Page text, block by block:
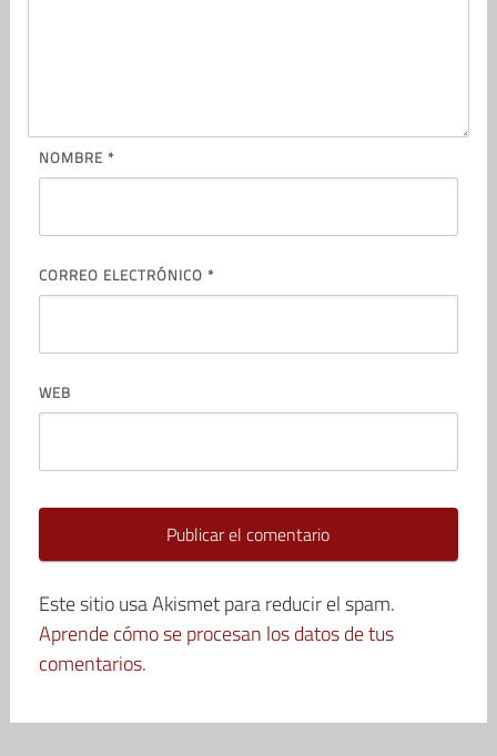
NOMBRE *
CORREO ELECTRÓNICO *
WEB
Este sitio usa Akismet para reducir el spam.
Aprende cómo se procesan los datos de tus
comentarios.